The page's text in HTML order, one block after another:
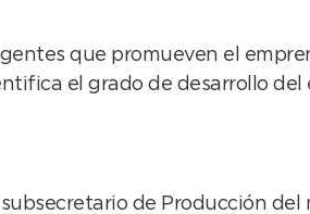
que promueven el
el grado de desarrollo
de Producción del